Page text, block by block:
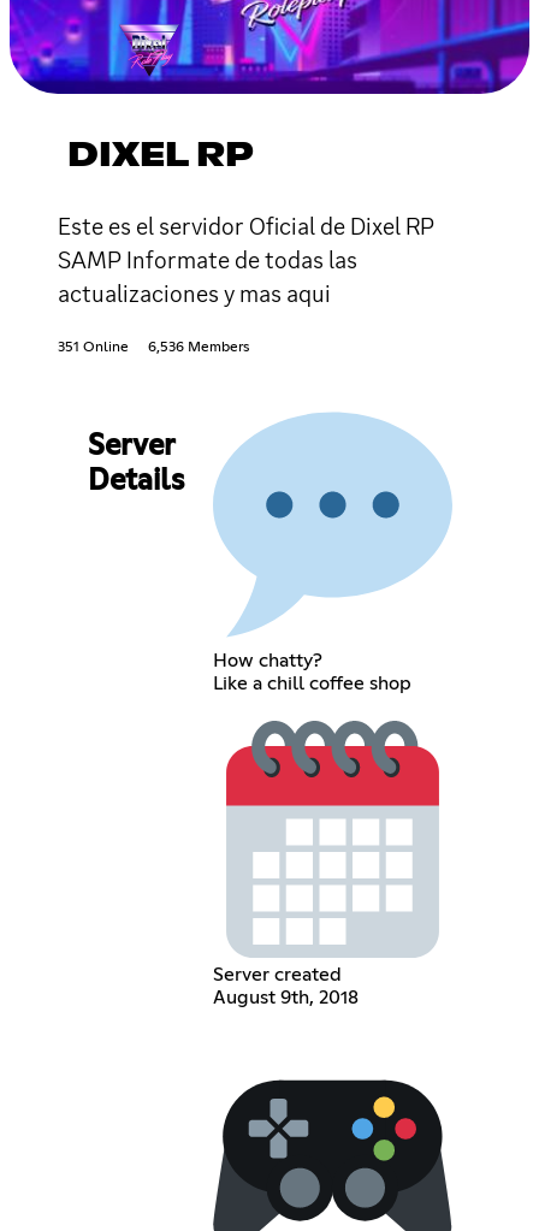
DIXEL RP
Este es el servidor Oficial de Dixel RP
SAMP Informate de todas las
actualizaciones y mas aqui
351 Online 6,536 Members
Server
Details
How chatty?
Like a chill coffee shop
Server created
August 9th, 2018